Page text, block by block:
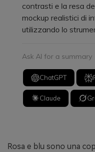
contrasti e la resa
mockup realistici di
utilizzando lo
Ask AI for a summary
ChatGPT
Claude
Rosa e blu sono una